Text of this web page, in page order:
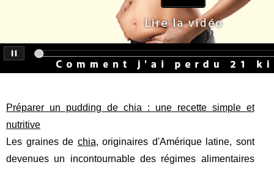
Préparer un pudding de chia : une recette simple et
nutritive
Les graines de chia, originaires d'Amérique latine, sont
devenues un incontournable des régimes alimentaires